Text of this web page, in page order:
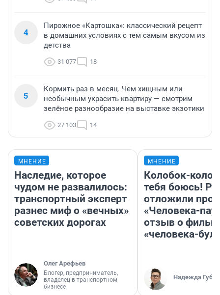
4
Пирожное «Картошка»: классический рецепт
в домашних условиях с тем самым вкусом из
детства
31 077 18
5
Кормить раз в месяц. Чем хищным или
необычным украсить квартиру — смотрим
зелёное разнообразие на выставке экзотики
27 103 14
МНЕНИЕ
Наследие, которое
чудом не развалилось:
транспортный эксперт
разнес миф о «вечных»
советских дорогах
Олег Арефьев
Блогер, предприниматель,
владелец в транспортном
бизнесе
МНЕНИЕ
Колобок-
тебя боюсь!
отложили
«Человека-
отзыв о
«человека-
Надежда